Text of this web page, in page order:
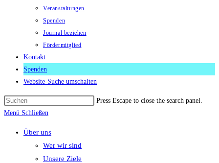
Veranstaltungen
Spenden
Journal beziehen
Fördermitglied
Kontakt
Spenden
Website-Suche umschalten
Press Escape to close the search panel.
Menü Schließen
Über uns
Wer wir sind
Unsere Ziele